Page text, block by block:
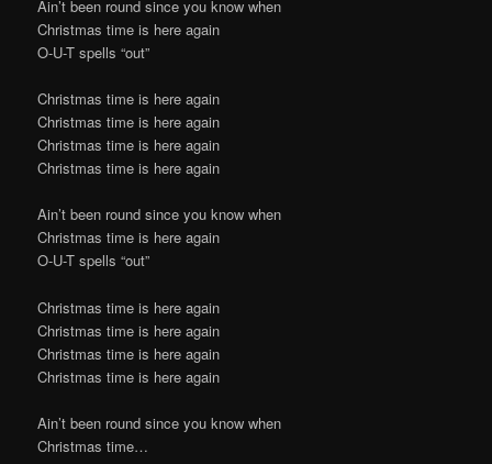
Ain’t been round since you know when
Christmas time is here again
O-U-T spells “out”
Christmas time is here again
Christmas time is here again
Christmas time is here again
Christmas time is here again
Ain’t been round since you know when
Christmas time is here again
O-U-T spells “out”
Christmas time is here again
Christmas time is here again
Christmas time is here again
Christmas time is here again
Ain’t been round since you know when
Christmas time…